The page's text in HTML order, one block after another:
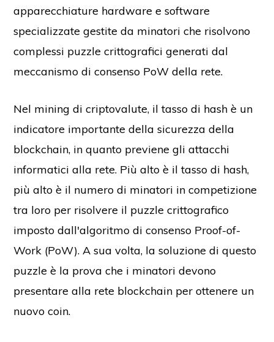
apparecchiature hardware e software
specializzate gestite da minatori che risolvono
complessi puzzle crittografici generati dal
meccanismo di consenso PoW della rete.
Nel mining di criptovalute, il tasso di hash è un
indicatore importante della sicurezza della
blockchain, in quanto previene gli attacchi
informatici alla rete. Più alto è il tasso di hash,
più alto è il numero di minatori in competizione
tra loro per risolvere il puzzle crittografico
imposto dall'algoritmo di consenso Proof-of-
Work (PoW). A sua volta, la soluzione di questo
puzzle è la prova che i minatori devono
presentare alla rete blockchain per ottenere un
nuovo coin.